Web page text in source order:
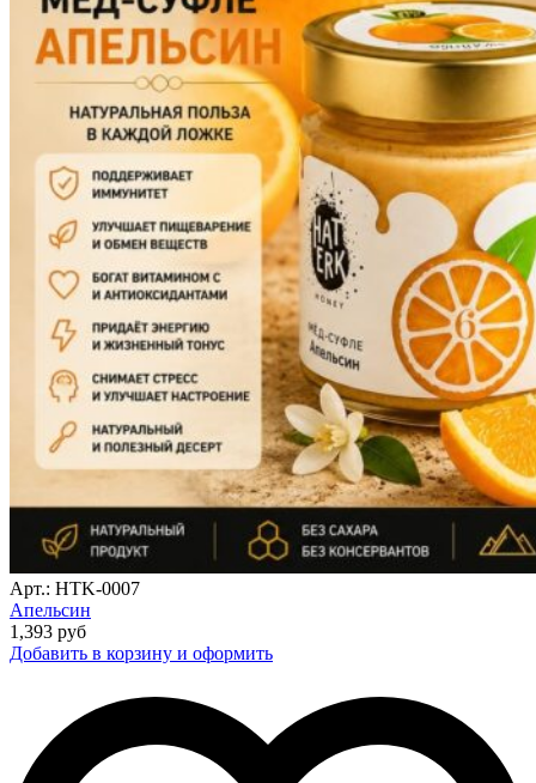
Арт.: HTK-0007
Апельсин
1,393 руб
Добавить в корзину и оформить